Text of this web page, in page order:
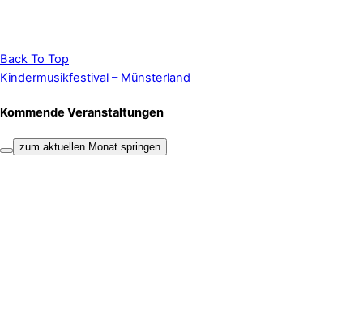
Back To Top
Kindermusikfestival – Münsterland
Kommende Veranstaltungen
zum aktuellen Monat springen